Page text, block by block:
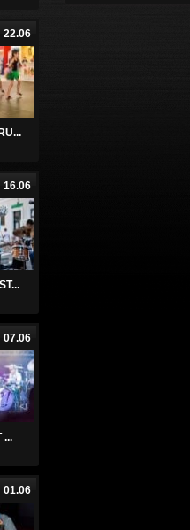
22.06
16.06
07.06
...
01.06